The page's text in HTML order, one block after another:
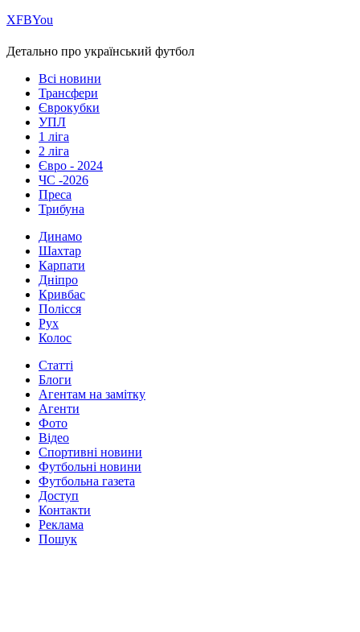
ХFBYou
Детально про український футбол
Всі новини
Трансфери
Єврокубки
УПЛ
1 ліга
2 ліга
Євро - 2024
ЧС -2026
Преса
Трибуна
Динамо
Шахтар
Карпати
Дніпро
Кривбас
Полісся
Рух
Колос
Статті
Блоги
Агентам на замітку
Агенти
Фото
Відео
Спортивні новини
Футбольні новини
Футбольна газета
Доступ
Контакти
Реклама
Пошук